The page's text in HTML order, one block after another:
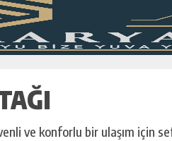
kimine zehir
ve konforlu bir ulaşım için